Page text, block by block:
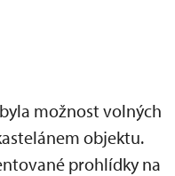
možnost volných
objektu.
prohlídky na